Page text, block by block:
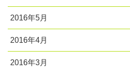
2016年5月
2016年4月
2016年3月